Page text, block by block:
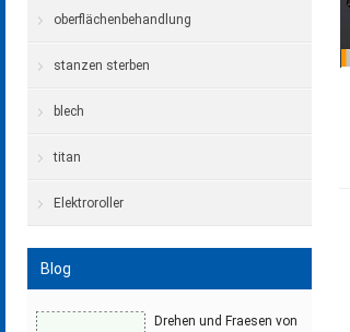
oberflächenbehandlung
stanzen sterben
blech
titan
Elektroroller
Blog
Drehen und Fraesen von